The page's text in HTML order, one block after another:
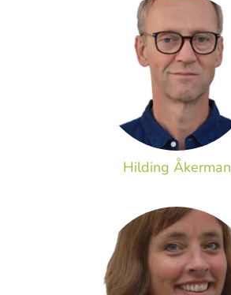
Hilding Åkerman